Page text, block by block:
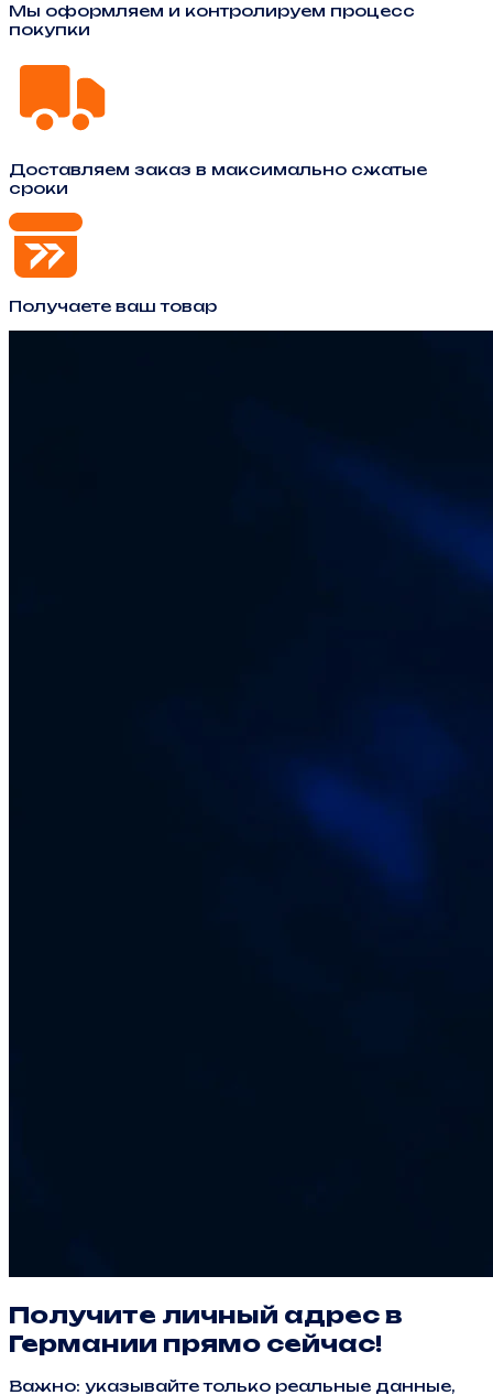
Мы оформляем и контролируем процесс
покупки
Доставляем заказ в максимально сжатые
сроки
Получаете ваш товар
Получите личный адрес в
Германии прямо сейчас!
Важно: указывайте только реальные данные,